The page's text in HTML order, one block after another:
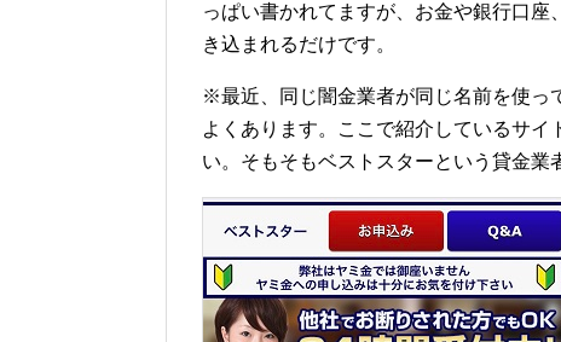
っぱい書かれてますが、お金や銀行口
き込まれるだけです。
※最近、同じ闇金業者が同じ名前を使っ
よくあります。ここで紹介しているサ
い。そもそもベストスターという貸金業